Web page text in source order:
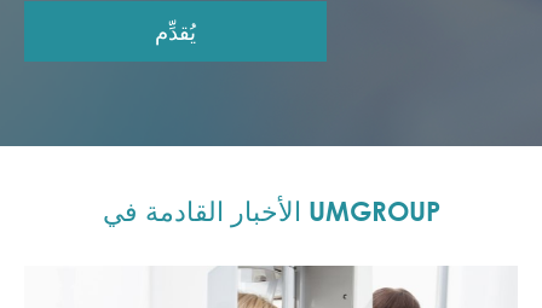
يُقدِّم
الأخبار القادمة في UMGROUP